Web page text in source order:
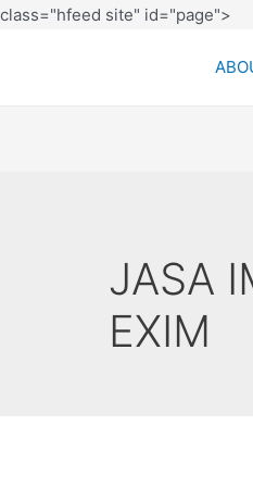
class="hfeed site" id="page">
JASA
EXIM